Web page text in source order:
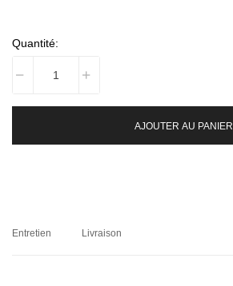
Quantité:
AJOUTER AU PANIER
Entretien Livraison